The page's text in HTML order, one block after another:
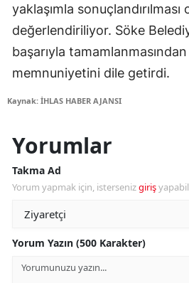
yaklaşımla sonuçlandırılması
değerlendiriliyor. Söke
başarıyla tamamlanmasından
memnuniyetini dile getirdi.
Kaynak: İHLAS HABER AJANSI
Yorumlar
Takma Ad
Yorum yapmak için, istersenizgiriş
Yorum Yazın (500 Karakter)